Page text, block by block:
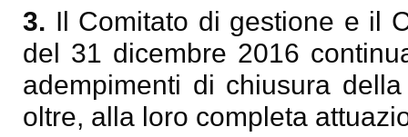
3. Il Comitato di gestione e il
del 31 dicembre 2016
adempimenti di chiusura
oltre, alla loro completa